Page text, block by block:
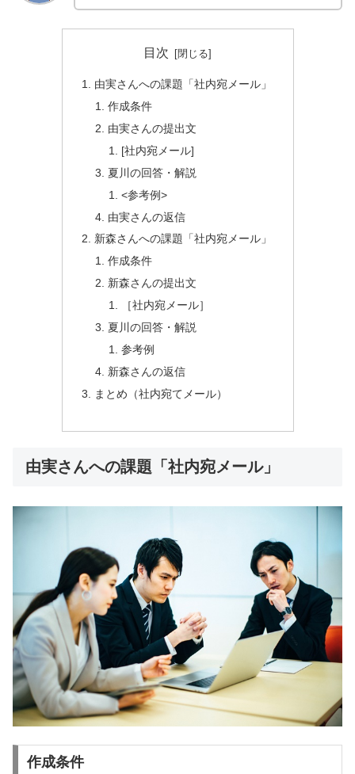
目次
由実さんへの課題「社内宛メール」
作成条件
由実さんの提出文
[社内宛メール]
夏川の回答・解説
<参考例>
由実さんの返信
新森さんへの課題「社内宛メール」
作成条件
新森さんの提出文
［社内宛メール］
夏川の回答・解説
参考例
新森さんの返信
まとめ（社内宛てメール）
由実さんへの課題「社内宛メール」
作成条件